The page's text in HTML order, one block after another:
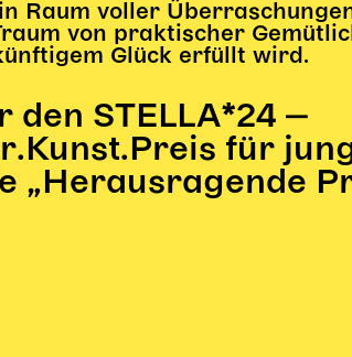
Raum voller
von praktischer
Glück erfüllt wird.
den STELLA*24 ‒
für
„Herausragende